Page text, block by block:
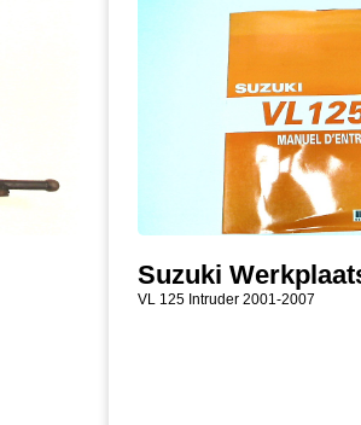
Suzuki
VL 125 Intruder 2001-2007